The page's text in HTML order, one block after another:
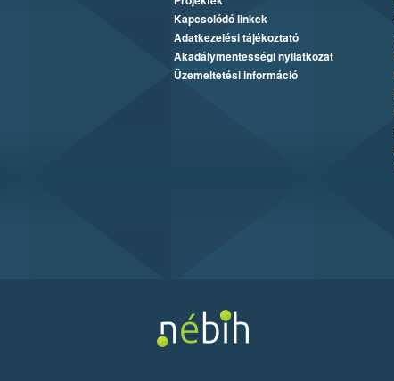
Kapcsolódó linkek
Adatkezelési tájékoztató
Akadálymentességi nyilatkozat
Üzemeltetési információ